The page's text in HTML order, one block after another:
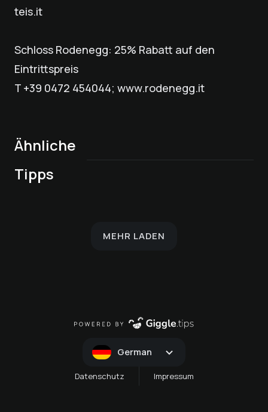
teis.it
Schloss Rodenegg: 25% Rabatt auf den
Eintrittspreis
T +39 0472 454044; www.rodenegg.it
Ähnliche
Tipps
Innenpool
Frühstück
MEHR LADEN
German
Datenschutz Impressum